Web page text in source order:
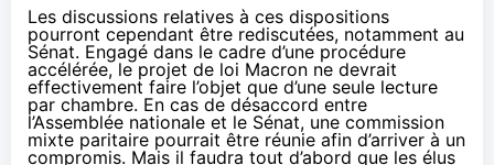
Les discussions relatives à ces dispositions
pourront cependant être rediscutées, notamment au
Sénat. Engagé dans le cadre d’une procédure
accélérée, le projet de loi Macron ne devrait
effectivement faire l’objet que d’une seule lecture
par chambre. En cas de désaccord entre
l’Assemblée nationale et le Sénat, une commission
mixte paritaire pourrait être réunie afin d’arriver à un
compromis. Mais il faudra tout d’abord que les élus